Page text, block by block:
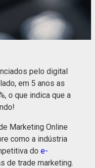
pelo digital
em 5 anos as
o que indica que a
Marketing Online
como a indústria
do e-
de trade marketing.